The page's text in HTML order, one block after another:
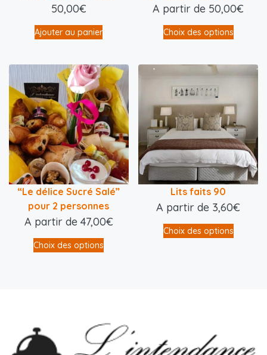
50,00€
Ajouter au panier
A partir de 50,00€
Choix des options
“Le délice Sucré Salé”
pour 2 personnes
A partir de 47,00€
Choix des options
Lits faits 90
A partir de 3,60€
Choix des options